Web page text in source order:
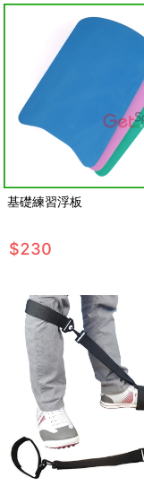
基礎練習浮板
$230